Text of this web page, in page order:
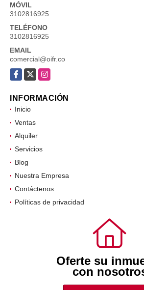
MÓVIL
3102816925
TELÉFONO
3102816925
EMAIL
comercial@oifr.co
Facebook
X Instagram
INFORMACIÓN
Inicio
Ventas
Alquiler
Servicios
Blog
Nuestra Empresa
Contáctenos
Políticas de privacidad
Oferte su
con